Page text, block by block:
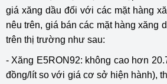
giá xăng dầu đối với các mặt hàng
nêu trên, giá bán các mặt hàng xăng
trên thị trường như sau:
- Xăng E5RON92: không cao hơn
đồng/lít so với giá cơ sở hiện hành),